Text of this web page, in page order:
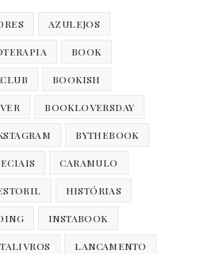
AZULEJOS
BOOK
BOOKISH
BOOKLOVERSDAY
BYTHEBOOK
CARAMULO
HISTÓRIAS
INSTABOOK
LANCAMENTO